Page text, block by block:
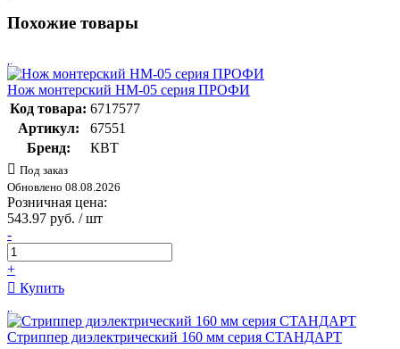
Похожие товары
Нож монтерский НМ-05 серия ПРОФИ
Код товара: 6717577
Артикул:
67551
Бренд:
КВТ
Под заказ
Обновлено 08.08.2026
Розничная цена:
543.97 руб. / шт
-
+
Купить
Стриппер диэлектрический 160 мм серия СТАНДАРТ